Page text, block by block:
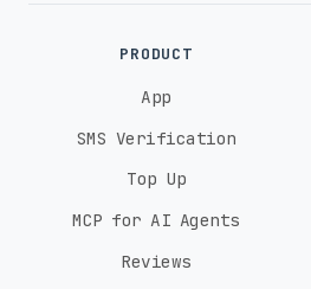
PRODUCT
App
SMS Verification
Top Up
MCP for AI Agents
Reviews